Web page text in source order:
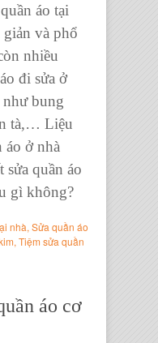
áo tại
giản và phổ
nhiều
đi sửa ở
nhưbung
tà,… Liệu
áo ở nhà
sửa quần áo
gì không?
áo cơ